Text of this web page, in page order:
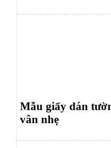
Mẫu giấy dán
vân nhẹ